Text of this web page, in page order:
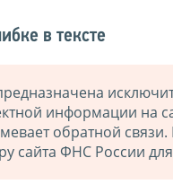
в тексте
информации на
обратной
сайта ФНС России